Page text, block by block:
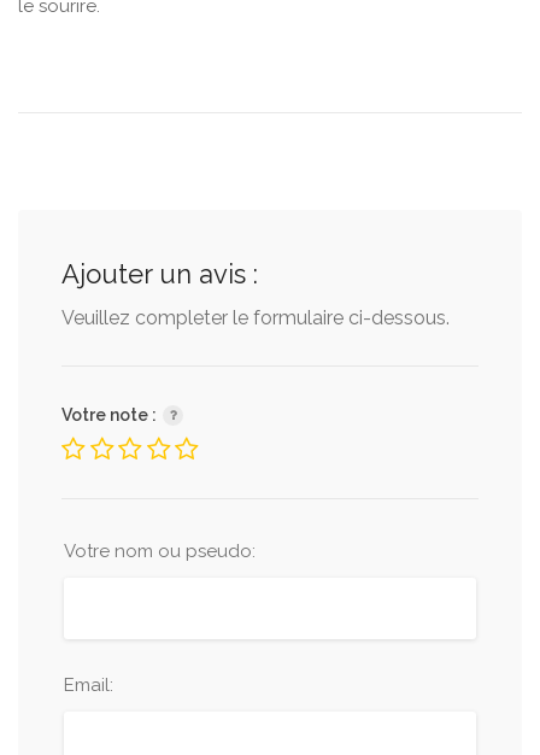
le sourire.
Ajouter un avis :
Veuillez completer le formulaire ci-dessous.
Votre note :
Votre nom ou pseudo:
Email: